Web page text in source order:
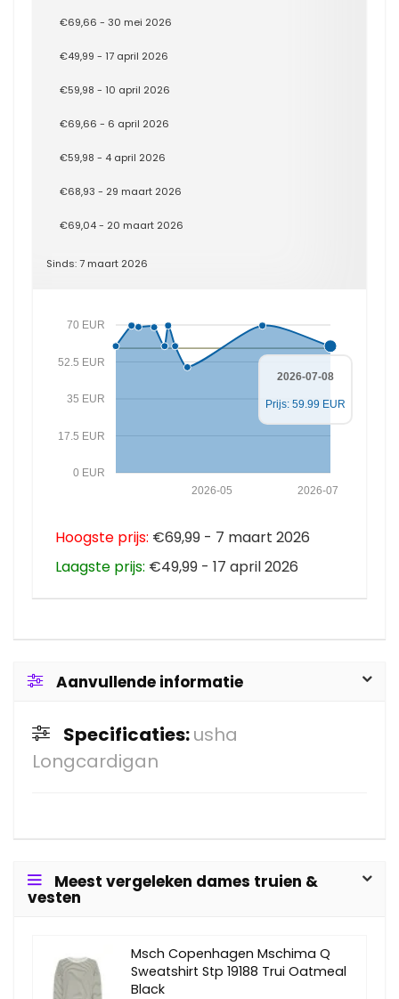
€69,66 - 30 mei 2026
€49,99 - 17 april 2026
€59,98 - 10 april 2026
€69,66 - 6 april 2026
€59,98 - 4 april 2026
€68,93 - 29 maart 2026
€69,04 - 20 maart 2026
Sinds: 7 maart 2026
0 EUR
17.5 EUR
35 EUR
52.5 EUR
70 EUR
2026-07
2026-05
2026-07-08
Prijs: 59.99 EUR
Hoogste prijs: €69,99 - 7 maart 2026
Laagste prijs: €49,99 - 17 april 2026
Aanvullende informatie
Specificaties:usha
Longcardigan
Meest vergeleken dames truien &
vesten
Msch Copenhagen Mschima Q
Sweatshirt Stp 19188 Trui Oatmeal
Black